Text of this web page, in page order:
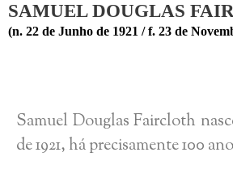
SAMUEL DOUGLAS
(n. 22 de Junho de 1921 / f. 23 de
Samuel Douglas Faircloth
de 1921, há precisamente 100